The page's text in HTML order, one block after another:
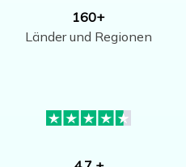
160+
Länder und Regionen